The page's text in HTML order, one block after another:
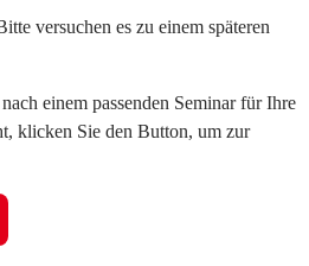
versuchen es zu einem späteren
einem passenden Seminar für Ihre
klicken Sie den Button, um zur